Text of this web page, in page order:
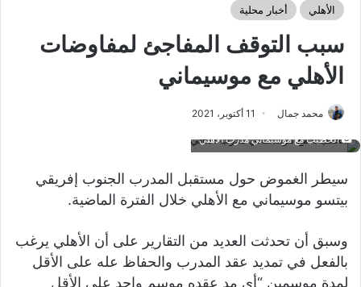
الأهلي أخبار محلية
سبب التوقف المفاجئ لمفاوضات
الأهلي مع موسيماني
محمد جمال 11 أكتوبر، 2021
الخطيب مع موسيماني مدرب الأهلي
سيطر الغموض حول مستقبل المدرب الجنوب إفريقي
بيتسو موسيماني مع الأهلي خلال الفترة الماضية.
وسبق أن تحدثت العديد من التقارير على أن الأهلي يرغب
بالفعل في تمديد عقد المدرب والحفاظ عله على الأقل
لمدة موسمين “أي مد عقده موسم واحد على الأقل